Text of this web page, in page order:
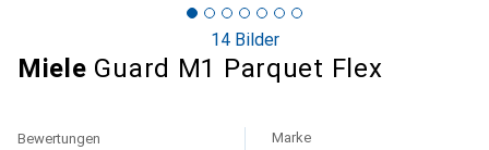
14 Bilder
Miele Guard M1 Parquet Flex
Bewertungen Marke